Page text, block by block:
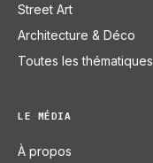
Street Art
Architecture & Déco
Toutes les thématiques
LE MÉDIA
À propos